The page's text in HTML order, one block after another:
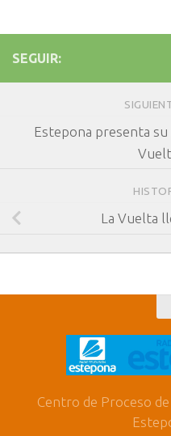
SEGUIR:
Estepona presenta su
La Vuelta
Centro de Proceso